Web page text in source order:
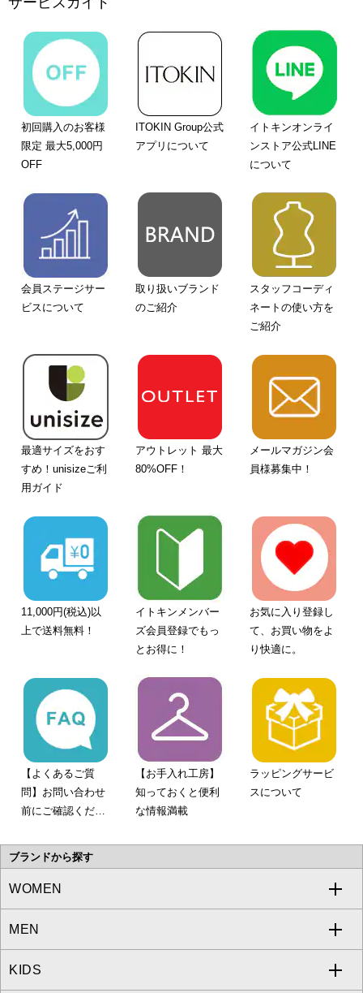
初回購入のお客様
限定 最大5,000円
OFF
ITOKIN Group公式
アプリについて
イトキンオンライ
ンストア公式LINE
について
会員ステージサー
ビスについて
取り扱いブランド
のご紹介
スタッフコーディ
ネートの使い方を
ご紹介
最適サイズをおす
すめ！unisizeご利
用ガイド
アウトレット 最大
80%OFF！
メールマガジン会
員様募集中！
11,000円(税込)以
上で送料無料！
イトキンメンバー
ズ会員登録でもっ
とお得に！
お気に入り登録し
て、お買い物をよ
り快適に。
【よくあるご質
問】お問い合わせ
前にご確認くださ
【お手入れ工房】
知っておくと便利
な情報満載
ラッピングサービ
スについて
ブランドから探す
WOMEN
a.v.v
MICHEL KLEIN
MEN
a.v.v
KIDS